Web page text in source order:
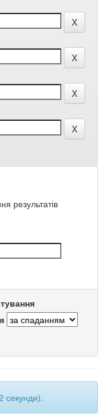
результатів
секунди).